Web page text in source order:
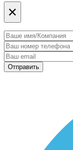
×
Отправить